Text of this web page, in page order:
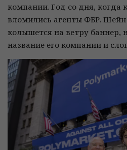
компании. Год со дня, когда
вломились агенты ФБР.
колышется на ветру баннер,
название его компании и